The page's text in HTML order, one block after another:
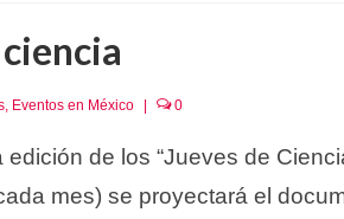
, Eventos en México | 0
edición de los “Jueves de
mes) se proyectará el